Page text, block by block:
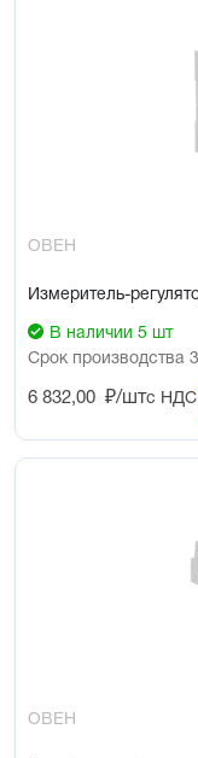
ОВЕН
Измеритель-
В наличии 5 шт
Срок производства
6 832,00 ₽/штс НДС
ОВЕН